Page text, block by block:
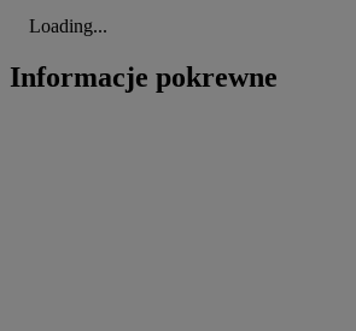
Loading...
Informacje pokrewne